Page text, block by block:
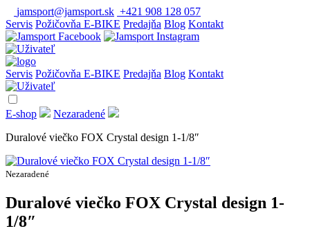
jamsport@jamsport.sk +421 908 128 057
Servis Požičovňa E-BIKE Predajňa Blog Kontakt
Servis Požičovňa E-BIKE Predajňa Blog Kontakt
E-shop
Nezaradené
Duralové viečko FOX Crystal design 1-1/8″
Nezaradené
Duralové viečko FOX Crystal design 1-
1/8″